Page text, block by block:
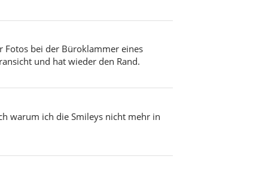
Fotos bei der Büroklammer eines
und hat wieder den Rand.
warum ich die Smileys nicht mehr in